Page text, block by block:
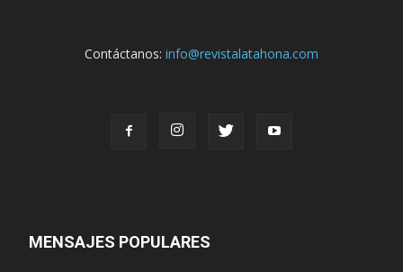
Contáctanos: info@revistalatahona.com
MENSAJES POPULARES